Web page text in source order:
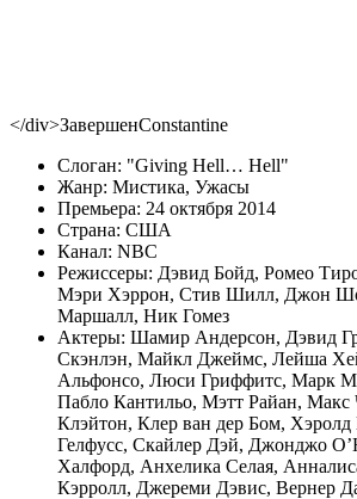
</div>ЗавершенConstantine
Слоган:
Giving Hell… Hell
Жанр: Мистика, Ужасы
Премьера: 24 октября 2014
Страна: США
Канал: NBC
Режиссеры: Дэвид Бойд, Ромео
Мэри Хэррон, Стив Шилл, Джон
Маршалл, Ник Гомез
Актеры: Шамир Андерсон, Дэвид
Скэнлэн, Майкл Джеймс, Лейша
Альфонсо, Люси Гриффитс, Марк
Пабло Кантильо, Мэтт Райан, Макс
Клэйтон, Клер ван дер Бом, Хэролд
Гелфусс, Скайлер Дэй, Джонджо
Халфорд, Анхелика Селая,
Кэрролл, Джереми Дэвис, Вернер